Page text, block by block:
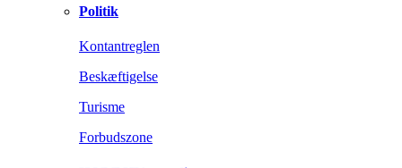
Politik
Kontantreglen
Beskæftigelse
Turisme
Forbudszone